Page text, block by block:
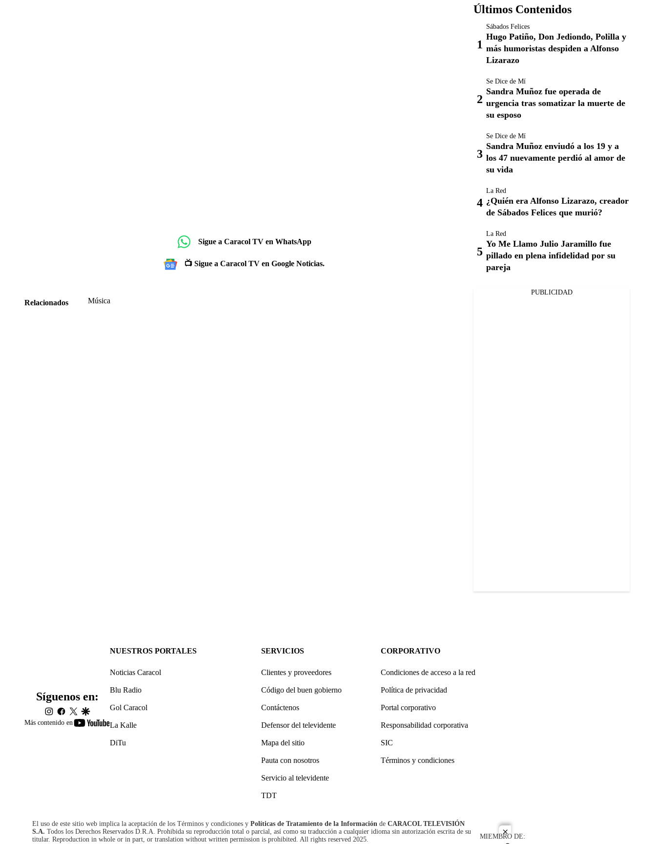
close
Sigue a Caracol TV en WhatsApp
📺 Sigue a Caracol TV en Google Noticias.
Relacionados Música
Últimos Contenidos
Sábados Felices
Hugo Patiño, Don Jediondo, Polilla y
más humoristas despiden a Alfonso
Lizarazo
Se Dice de Mí
Sandra Muñoz fue operada de
urgencia tras somatizar la muerte de
su esposo
Se Dice de Mí
Sandra Muñoz enviudó a los 19 y a
los 47 nuevamente perdió al amor de
su vida
La Red
¿Quién era Alfonso Lizarazo, creador
de Sábados Felices que murió?
La Red
Yo Me Llamo Julio Jaramillo fue
pillado en plena infidelidad por su
pareja
PUBLICIDAD
Más contenido en
youtube-
Síguenos en:
instagram
facebook
twittergoogle
NUESTROS PORTALES
Noticias Caracol
Blu Radio
Gol Caracol
La Kalle
DiTu
SERVICIOS
Clientes y proveedores
Código del buen gobierno
Contáctenos
Defensor del televidente
Mapa del sitio
Pauta con nosotros
Servicio al televidente
TDT
CORPORATIVO
Condiciones de acceso a la red
Política de privacidad
Portal corporativo
Responsabilidad corporativa
SIC
Términos y condiciones
El uso de este sitio web implica la aceptación de los Términos y condiciones y Políticas de Tratamiento de la Información de CARACOL TELEVISIÓN
S.A. Todos los Derechos Reservados D.R.A. Prohibida su reproducción total o parcial, así como su traducción a cualquier idioma sin autorización escrita de su
titular. Reproduction in whole or in part, or translation without written permission is prohibited. All rights reserved 2025.
MIEMBRO DE: